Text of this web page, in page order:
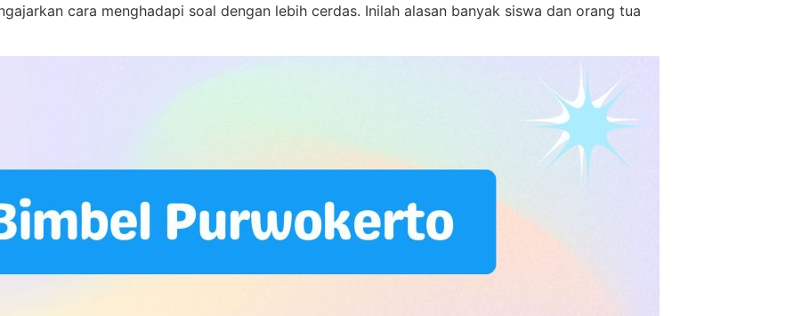
cara menghadapi soal dengan lebih cerdas. Inilah alasan banyak siswa dan orang tua